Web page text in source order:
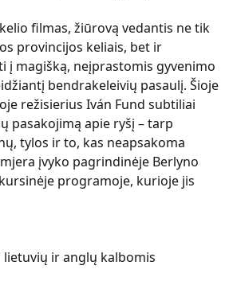
filmas, žiūrovą vedantis ne tik
provincijos keliais, bet ir
į magišką, neįprastomis gyvenimo
bendrakeleivių pasaulį. Šioje
režisierius Iván Fund subtiliai
pasakojimą apie ryšį – tarp
tylos ir to, kas neapsakoma
įvyko pagrindinėje Berlyno
programoje, kurioje jis
ir anglų kalbomis